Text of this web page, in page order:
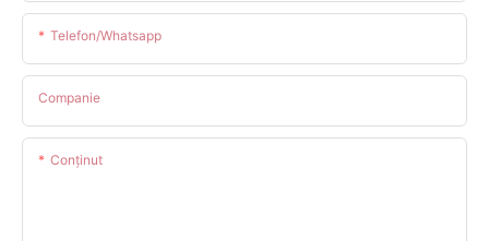
Telefon/whatsapp
Companie
Conţinut